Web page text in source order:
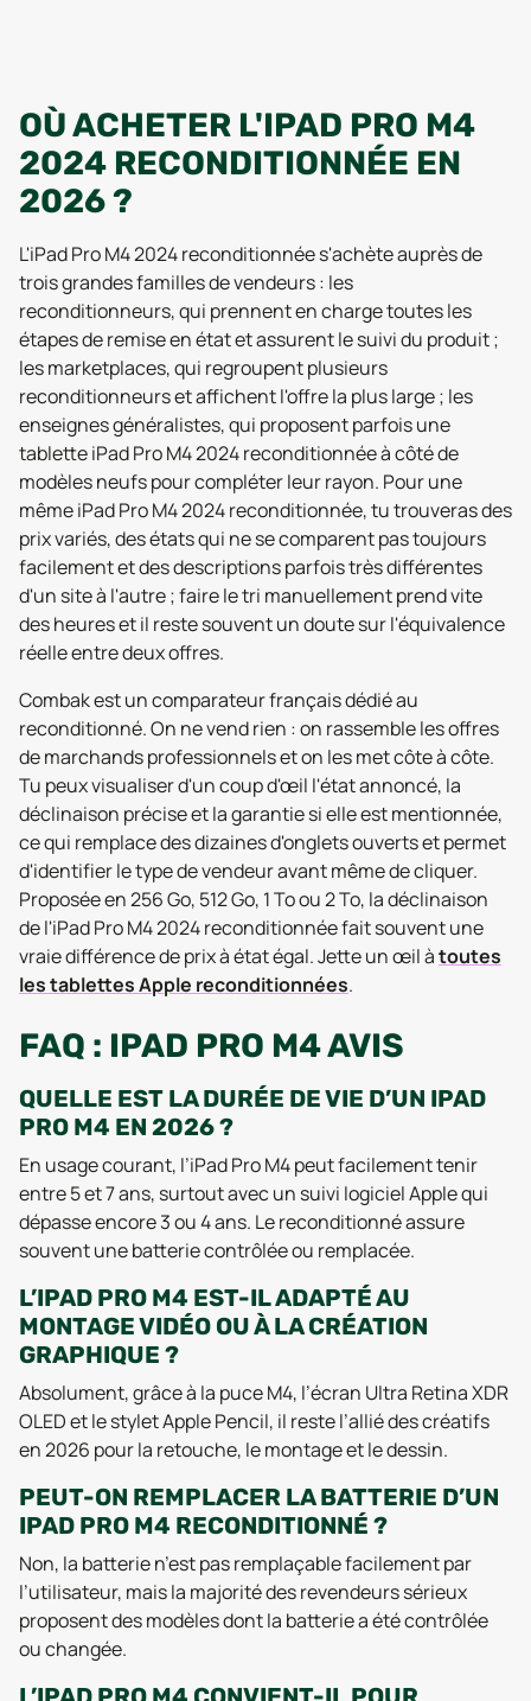
OÙ ACHETER L'IPAD PRO M4
2024 RECONDITIONNÉE EN
2026 ?
L'iPad Pro M4 2024 reconditionnée s'achète auprès de
trois grandes familles de vendeurs : les
reconditionneurs, qui prennent en charge toutes les
étapes de remise en état et assurent le suivi du produit ;
les marketplaces, qui regroupent plusieurs
reconditionneurs et affichent l'offre la plus large ; les
enseignes généralistes, qui proposent parfois une
tablette iPad Pro M4 2024 reconditionnée à côté de
modèles neufs pour compléter leur rayon. Pour une
même iPad Pro M4 2024 reconditionnée, tu trouveras des
prix variés, des états qui ne se comparent pas toujours
facilement et des descriptions parfois très différentes
d'un site à l'autre ; faire le tri manuellement prend vite
des heures et il reste souvent un doute sur l'équivalence
réelle entre deux offres.
Combak est un comparateur français dédié au
reconditionné. On ne vend rien : on rassemble les offres
de marchands professionnels et on les met côte à côte.
Tu peux visualiser d'un coup d'œil l'état annoncé, la
déclinaison précise et la garantie si elle est mentionnée,
ce qui remplace des dizaines d'onglets ouverts et permet
d'identifier le type de vendeur avant même de cliquer.
Proposée en 256 Go, 512 Go, 1 To ou 2 To, la déclinaison
de l'iPad Pro M4 2024 reconditionnée fait souvent une
vraie différence de prix à état égal. Jette un œil àtoutes
les tablettes Apple reconditionnées.
FAQ : IPAD PRO M4 AVIS
QUELLE EST LA DURÉE DE VIE D’UN IPAD
PRO M4 EN 2026 ?
En usage courant, l’iPad Pro M4 peut facilement tenir
entre 5 et 7 ans, surtout avec un suivi logiciel Apple qui
dépasse encore 3 ou 4 ans. Le reconditionné assure
souvent une batterie contrôlée ou remplacée.
L’IPAD PRO M4 EST-IL ADAPTÉ AU
MONTAGE VIDÉO OU À LA CRÉATION
GRAPHIQUE ?
Absolument, grâce à la puce M4, l’écran Ultra Retina XDR
OLED et le stylet Apple Pencil, il reste l’allié des créatifs
en 2026 pour la retouche, le montage et le dessin.
PEUT-ON REMPLACER LA BATTERIE D’UN
IPAD PRO M4 RECONDITIONNÉ ?
Non, la batterie n’est pas remplaçable facilement par
l’utilisateur, mais la majorité des revendeurs sérieux
proposent des modèles dont la batterie a été contrôlée
ou changée.